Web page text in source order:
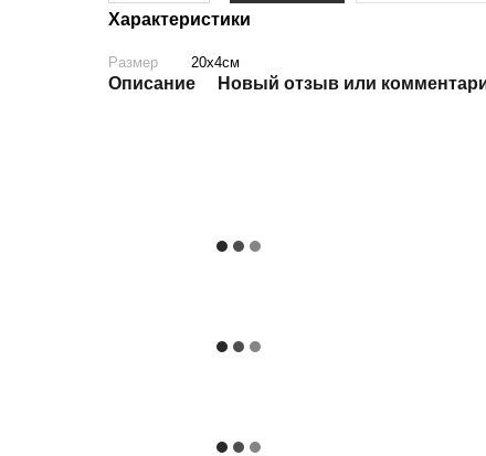
Характеристики
Размер 20х4см
Описание Новый отзыв или